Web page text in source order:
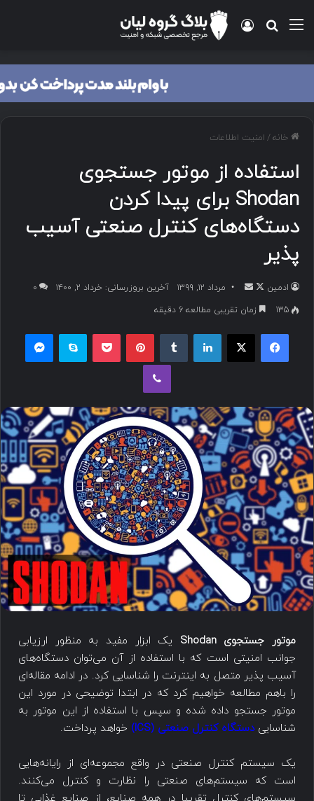
خانه/ امنیت اطلاعات
استفاده از موتور جستجوی
Shodan برای پیدا کردن
دستگاه‌های کنترل صنعتی آسیب
پذیر
ادمین مرداد ۱۲, ۱۳۹۹ آخرین بروزرسانی: خرداد ۲, ۱۴۰۰
۰
135
زمان تقریبی مطالعه 6 دقیقه
موتور جستجوی Shodan
یک ابزار مفید به منظور ارزیابی
جوانب امنیتی است که با استفاده از آن می‌توان دستگاه‌های
آسیب پذیر متصل به اینترنت را شناسایی کرد. در ادامه مقاله‌ای
را باهم مطالعه خواهیم کرد که در ابتدا توضیحی در مورد این
موتور جستجو داده شده و سپس با استفاده از این موتور به
شناساییدستگاه کنترل صنعتی (ICS) خواهد پرداخت.
یک سیستم کنترل صنعتی در واقع مجموعه‌ای از رایانه‌هایی
است که سیستم‌های صنعتی را نظارت و کنترل می‌کنند.